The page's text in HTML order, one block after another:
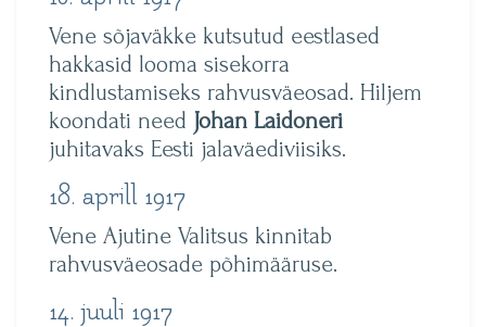
Vene sõjaväkke kutsutud eestlased
hakkasid looma sisekorra
kindlustamiseks rahvusväeosad. Hiljem
koondati need Johan Laidoneri
juhitavaks Eesti jalaväediviisiks.
18. aprill 1917
Vene Ajutine Valitsus kinnitab
rahvusväeosade põhimääruse.
14. juuli 1917